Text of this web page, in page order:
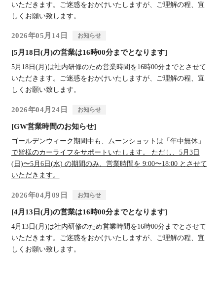
いただきます。ご迷惑をおかけいたしますが、ご理解の程、宜
しくお願い致します。
2026年05月14日 お知らせ
[5月18日(月)の営業は16時00分までとなります]
5月18日(月)は社内研修のため営業時間を16時00分までとさせて
いただきます。ご迷惑をおかけいたしますが、ご理解の程、宜
しくお願い致します。
2026年04月24日 お知らせ
[GW営業時間のお知らせ]
ゴールデンウィーク期間中も、ムーンショットは「年中無休」
で皆様のカーライフをサポートいたします。 ただし、5月3日
(日)〜5月6日(水) の期間のみ、営業時間を 9:00〜18:00 とさせて
いただきます。
2026年04月09日 お知らせ
[4月13日(月)の営業は16時00分までとなります]
4月13日(月)は社内研修のため営業時間を16時00分までとさせて
いただきます。ご迷惑をおかけいたしますが、ご理解の程、宜
しくお願い致します。